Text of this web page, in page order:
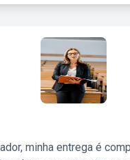
minha entrega é